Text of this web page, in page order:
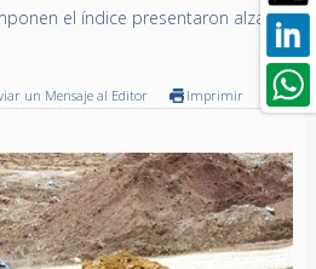
el índice presentaron alzas
un Mensaje al Editor Imprimir